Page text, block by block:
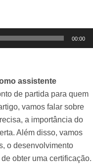
00:00
assistente
de partida para quem
vamos falar sobre
a importância do
Além disso, vamos
o desenvolvimento
obter uma certificação.